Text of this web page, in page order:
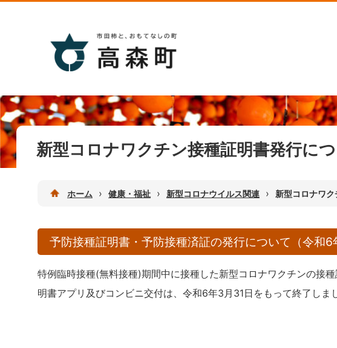
新型コロナワクチン接種証明書発行に
ホーム › 健康・福祉 › 新型コロナウイルス関連 › 新型コロナワ
予防接種証明書・予防接種済証の発行について（令和6
特例臨時接種(無料接種)期間中に接種した新型コロナワクチンの接
明書アプリ及びコンビニ交付は、令和6年3月31日をもって終了しま